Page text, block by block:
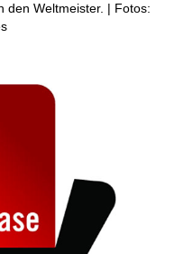
den Weltmeister. | Fotos: